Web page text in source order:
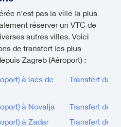
n’est pas la ville la plus
réserver un VTC de
autres villes. Voici
de transfert les plus
Zagreb (Aéroport) :
à lacs de
Transfert de
à Novalja
Transfert de
à Zadar
Transfert de